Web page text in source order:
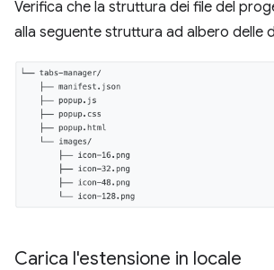
Verifica che la struttura dei file del
alla seguente struttura ad albero delle
Carica l'estensione in locale